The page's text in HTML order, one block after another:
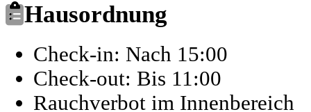
Hausordnung
Check-in: Nach 15:00
Check-out: Bis 11:00
Rauchverbot im Innenbereich